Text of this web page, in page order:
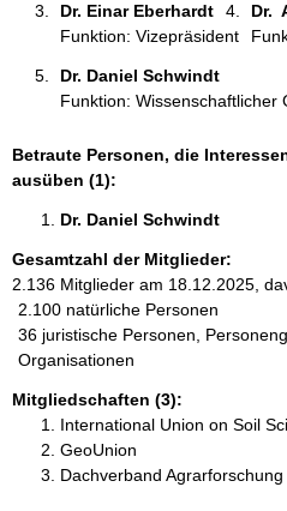
Dr. Einar Eberhardt
Funktion: Vizepräsident
Dr.
Dr. Daniel Schwindt
Funktion: Wissenschaftlicher
Betraute Personen, die
ausüben (1):
Dr. Daniel Schwindt
Gesamtzahl der Mitglieder:
2.136 Mitglieder am 18.12.2025,
2.100 natürliche Personen
36 juristische Personen,
Organisationen
Mitgliedschaften (3):
International Union on Soil
GeoUnion
Dachverband Agrarforschung